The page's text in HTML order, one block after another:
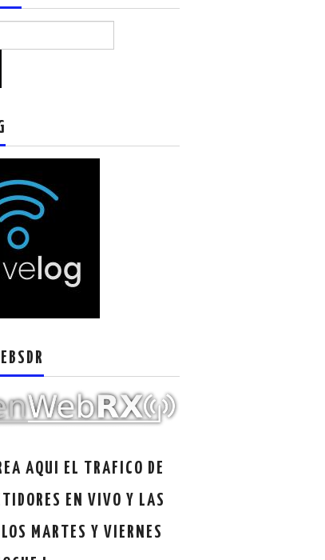
AQUI EL TRAFICO DE
EN VIVO Y LAS
MARTES Y VIERNES